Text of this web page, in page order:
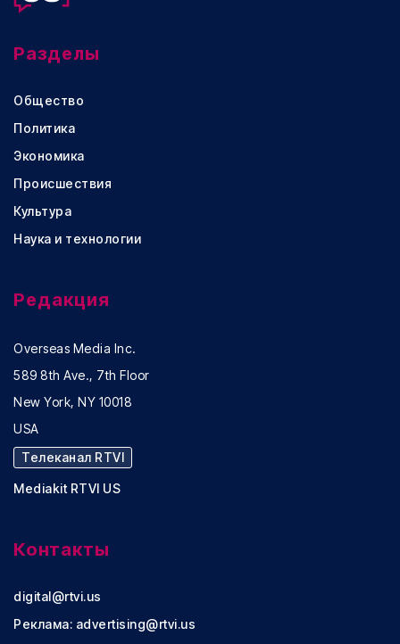
Разделы
Общество
Политика
Экономика
Происшествия
Культура
Наука и технологии
Редакция
Overseas Media Inc.
589 8th Ave., 7th Floor
New York, NY 10018
USA
Телеканал RTVI
Mediakit RTVI US
Контакты
digital@rtvi.us
Реклама: advertising@rtvi.us